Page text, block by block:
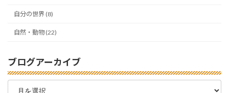
自分の世界 (8)
自然・動物 (22)
ブログアーカイブ
ブ